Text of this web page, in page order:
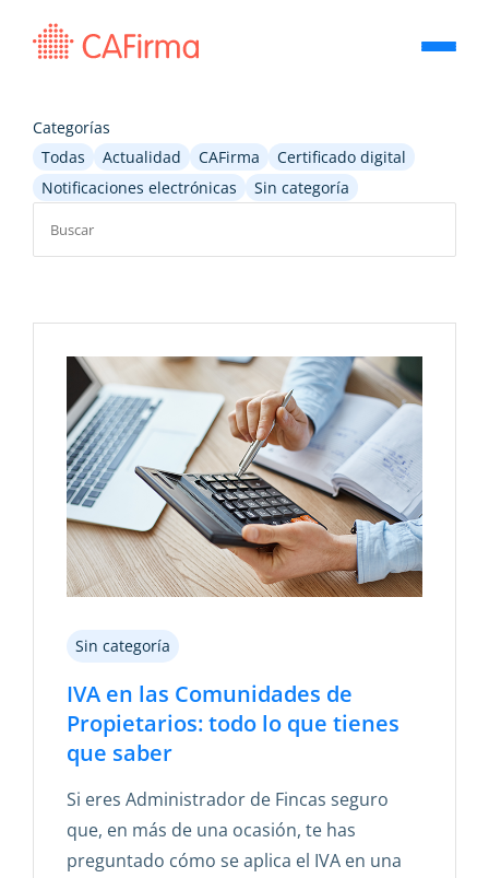
Categorías
Todas
Actualidad CAFirma
Certificado digital
Notificaciones electrónicas
Sin categoría
Sin categoría
IVA en las Comunidades de
Propietarios: todo lo que tienes
que saber
Si eres Administrador de Fincas seguro
que, en más de una ocasión, te has
preguntado cómo se aplica el IVA en una